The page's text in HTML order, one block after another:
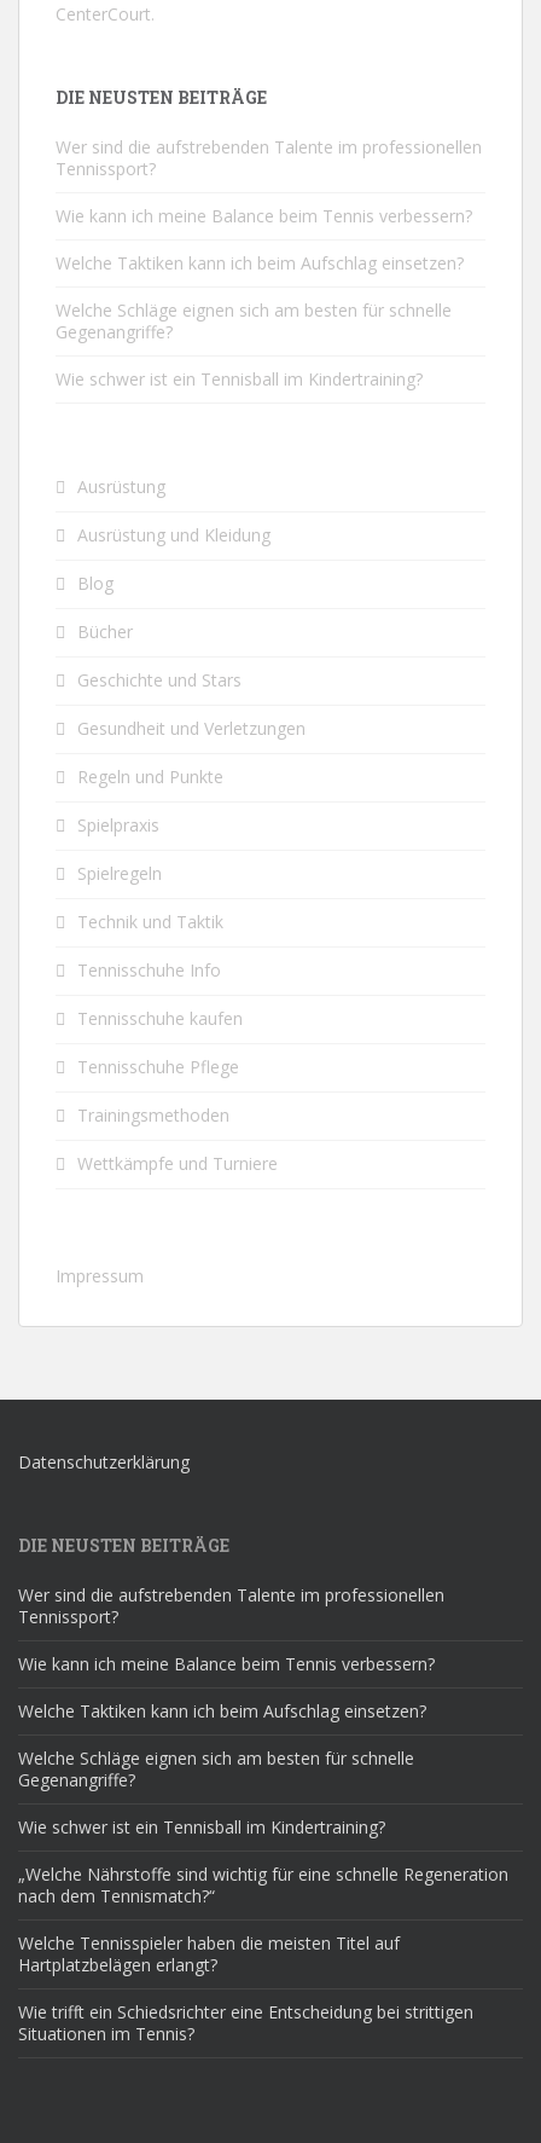
CenterCourt.
DIE NEUSTEN BEITRÄGE
Wer sind die aufstrebenden Talente im professionellen
Tennissport?
Wie kann ich meine Balance beim Tennis verbessern?
Welche Taktiken kann ich beim Aufschlag einsetzen?
Welche Schläge eignen sich am besten für schnelle
Gegenangriffe?
Wie schwer ist ein Tennisball im Kindertraining?
Ausrüstung
Ausrüstung und Kleidung
Blog
Bücher
Geschichte und Stars
Gesundheit und Verletzungen
Regeln und Punkte
Spielpraxis
Spielregeln
Technik und Taktik
Tennisschuhe Info
Tennisschuhe kaufen
Tennisschuhe Pflege
Trainingsmethoden
Wettkämpfe und Turniere
Impressum
Datenschutzerklärung
DIE NEUSTEN BEITRÄGE
Wer sind die aufstrebenden Talente im professionellen
Tennissport?
Wie kann ich meine Balance beim Tennis verbessern?
Welche Taktiken kann ich beim Aufschlag einsetzen?
Welche Schläge eignen sich am besten für schnelle
Gegenangriffe?
Wie schwer ist ein Tennisball im Kindertraining?
„Welche Nährstoffe sind wichtig für eine schnelle Regeneration
nach dem Tennismatch?“
Welche Tennisspieler haben die meisten Titel auf
Hartplatzbelägen erlangt?
Wie trifft ein Schiedsrichter eine Entscheidung bei strittigen
Situationen im Tennis?